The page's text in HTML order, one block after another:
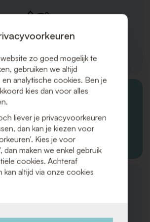
Producten/diensten
en verzending
zo goed mogelijk te
gebruiken we altijd
en analytische cookies. Ben je
kies dan voor alles
liever je privacyvoorkeuren
dan kan je kiezen voor
Kies je voor
dan maken we enkel gebruik
cookies. Achteraf
kan altijd via onze cookies